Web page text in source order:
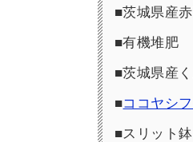
■茨城県産
■有機堆肥
■茨城県産
■ココヤシ
■スリット